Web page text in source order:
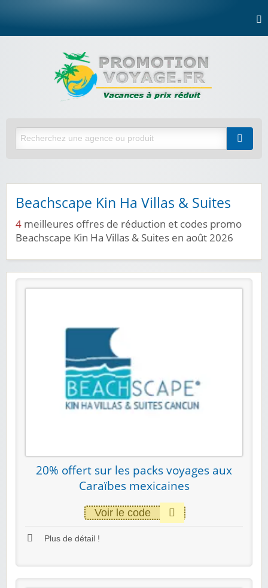
Beachscape Kin Ha Villas & Suites
4 meilleures offres de réduction et codes promo
Beachscape Kin Ha Villas & Suites en août 2026
20% offert sur les packs voyages aux
Caraïbes mexicaines
Voir le code
Plus de détail !